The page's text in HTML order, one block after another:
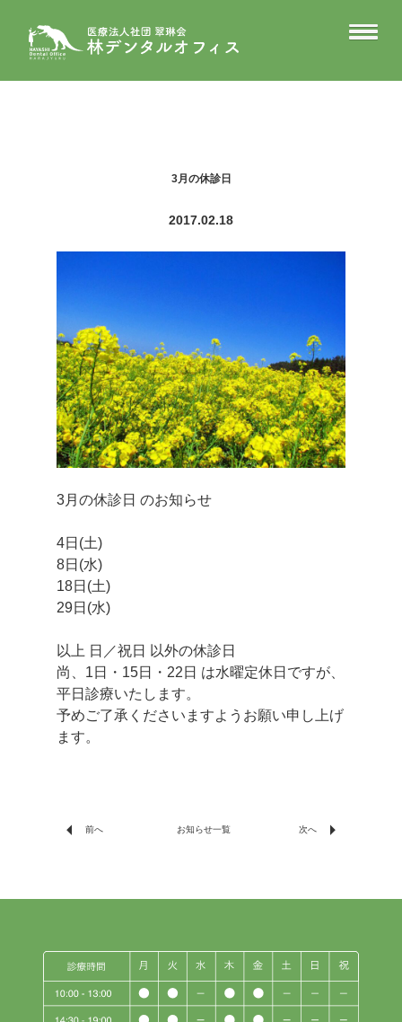
3月の休診日
2017.02.18
3月の休診日 のお知らせ
4日(土)
8日(水)
18日(土)
29日(水)
以上 日／祝日 以外の休診日
尚、1日・15日・22日 は水曜定休日ですが、
平日診療いたします。
予めご了承くださいますようお願い申し上げ
ます。
arrow_left 前へ お知らせ一覧 次へ arrow_right